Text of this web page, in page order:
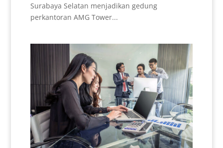
Surabaya Selatan menjadikan gedung
perkantoran AMG Tower...